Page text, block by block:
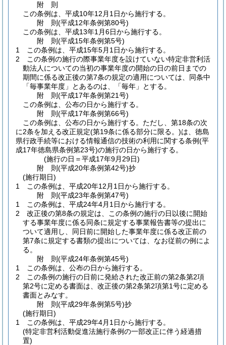
附 則
この条例は、平成10年12月1日から施行する。
附 則(平成12年条例第80号)
この条例は、平成13年1月6日から施行する。
附 則(平成15年条例第5号)
1
この条例は、平成15年5月1日から施行する。
2
この条例の施行の際事業年度を設けていない特定非営利活
動法人についての当初の事業年度の開始の日の前日までの
期間に係る改正後の第7条の規定の適用については、同条中
「毎事業年度」とあるのは、「毎年」とする。
附 則(平成17年条例第21号)
この条例は、公布の日から施行する。
附 則(平成17年条例第66号)
この条例は、公布の日から施行する。 ただし、第18条の次
に2条を加える改正規定(第19条に係る部分に限る。)は、徳島
県行政手続等における情報通信の技術の利用に関する条例(平
成17年徳島県条例第23号)の施行の日から施行する。
(施行の日＝平成17年9月29日)
附 則(平成20年条例第42号)抄
(施行期日)
1
この条例は、平成20年12月1日から施行する。
附 則(平成23年条例第47号)
1
この条例は、平成24年4月1日から施行する。
2
改正後の第8条の規定は、この条例の施行の日以後に開始
する事業年度に係る同条に規定する事業報告書等の提出に
ついて適用し、同日前に開始した事業年度に係る改正前の
第7条に規定する書類の提出については、なお従前の例によ
る。
附 則(平成24年条例第45号)
1
この条例は、公布の日から施行する。
2
この条例の施行の日前に発給された改正前の第2条第2項
第2号に定める書面は、改正後の第2条第2項第1号に定める
書面とみなす。
附 則(平成29年条例第5号)抄
(施行期日)
1
この条例は、平成29年4月1日から施行する。
(特定非営利活動促進法施行条例の一部改正に伴う経過措
置)